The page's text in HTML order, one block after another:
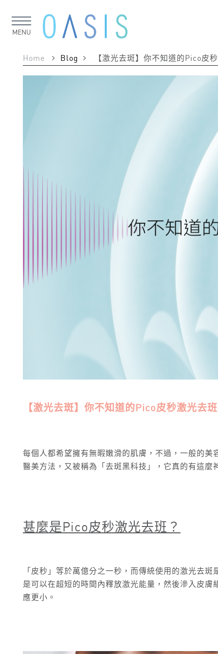
MENU
Home Blog 【激光去斑】你不知道的Pico皮
【激光去斑】你不知道的Pico皮秒激光去
每個人都希望擁有無暇嫩滑的肌膚，不過，一般的
醫美方法，又被稱為「去斑黑科技」，它真的有這麼
甚麼是Pico皮秒激光去班？
「皮秒」等於萬億分之一秒，而傳統使用的激光去
是可以在超短的時間內釋放激光能量，然後滲入皮
應更小。